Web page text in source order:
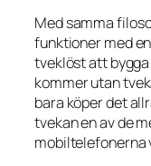
Med samma
funktioner med
tveklöst att
kommer utan
bara köper det
tvekan en av de
mobiltelefonerna